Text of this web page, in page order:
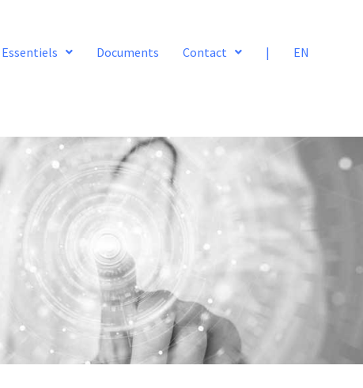
Essentiels Documents Contact | EN